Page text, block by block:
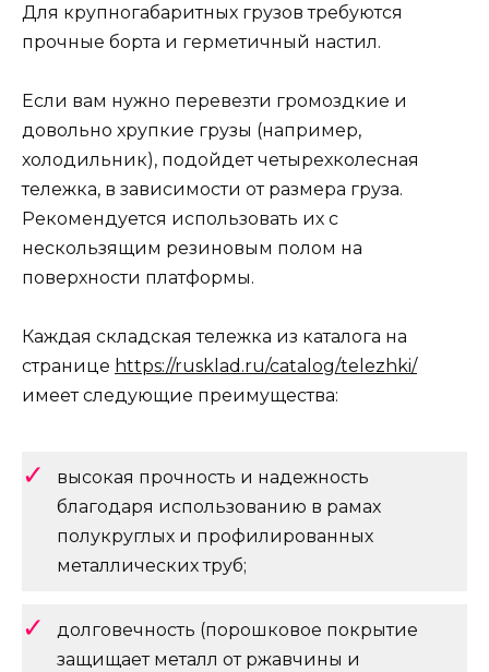
Для крупногабаритных грузов требуются
прочные борта и герметичный настил.
Если вам нужно перевезти громоздкие и
довольно хрупкие грузы (например,
холодильник), подойдет четырехколесная
тележка, в зависимости от размера груза.
Рекомендуется использовать их с
нескользящим резиновым полом на
поверхности платформы.
Каждая складская тележка из каталога на
странице https://rusklad.ru/catalog/telezhki/
имеет следующие преимущества:
высокая прочность и надежность
благодаря использованию в рамах
полукруглых и профилированных
металлических труб;
долговечность (порошковое покрытие
защищает металл от ржавчины и